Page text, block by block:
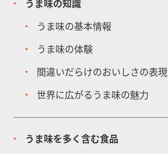
うま味の知識
うま味の基本情報
うま味の体験
間違いだらけのおいしさの表現
世界に広がるうま味の魅力
うま味を多く含む食品